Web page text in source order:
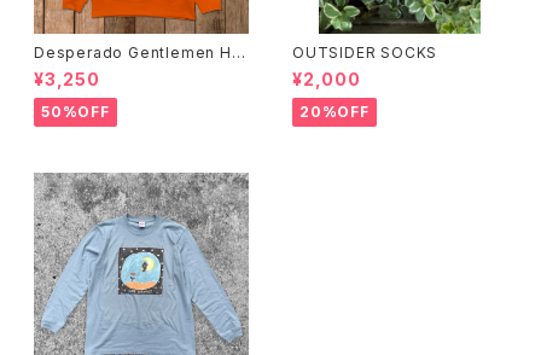
Desperado Gentlemen HO
ODIE
¥3,250
50%OFF
OUTSIDER SOCKS
¥2,000
20%OFF